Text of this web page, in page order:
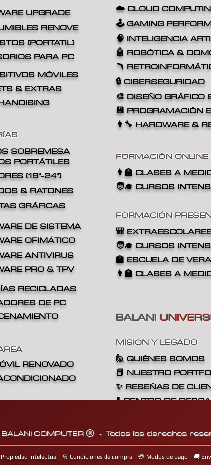
UPGRADE
RENOVE
(PORTATIL)
PARA PC
MÓVILES
& EXTRAS
SOBREMESA
PORTÁTILES
(19"-24")
& RATONES
GRÁFICAS
DE SISTEMA
OFIMÁTICO
ANTIVIRUS
PRO & TPV
RECICLADAS
DE PC
RENOVADO
☁️ CLOUD
🕹️ GAMING
🧠 INTELIGENCIA
🤖 ROBÓTICA &
🪃
🔒 CIBERSEGURIDAD
🎨 DISEÑO GRÁFICO
💾 PROGRAMACIÓN
👨‍🔧 HARDWARE &
FORMACIÓN ONLINE
👨‍🏫 CLASES A
🧑‍🎓 CURSOS
FORMACIÓN
🎒
🧑‍🎓 CURSOS
🏫 ESCUELA DE
👨‍🏫CLASES A
BALANI
MISIÓN Y LEGADO
🙋 QUIÉNES SOMOS
📕 NUESTRO
✨ RESEÑAS DE
⬇️ CENTRO DE
COMPUTER ® -Todos los derechos
Propiedad intelectual 🛒 Condiciones de compra 💳 Modos de pago 🚚